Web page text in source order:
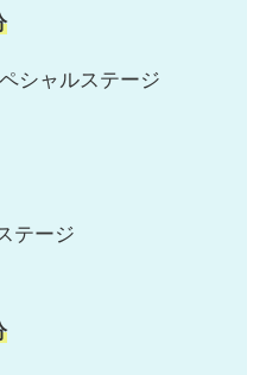
シャルステージ
テージ